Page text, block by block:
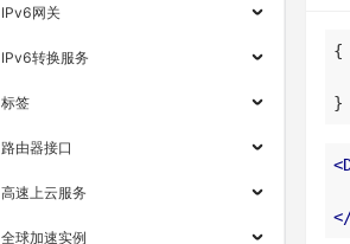
IPv6网关
IPv6转换服务
标签
路由器接口
高速上云服务
全球加速实例
}
<